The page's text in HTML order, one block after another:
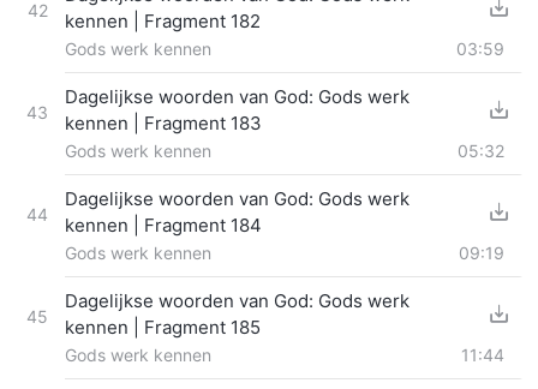
42
kennen | Fragment 182
Gods werk kennen 03:59
43
Dagelijkse woorden van God: Gods werk
kennen | Fragment 183
Gods werk kennen 05:32
44
Dagelijkse woorden van God: Gods werk
kennen | Fragment 184
Gods werk kennen 09:19
45
Dagelijkse woorden van God: Gods werk
kennen | Fragment 185
Gods werk kennen 11:44